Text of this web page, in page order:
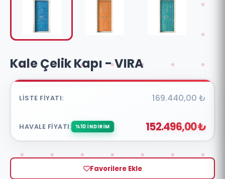
Kale Çelik Kapı - VIRA
LISTE FIYATI: 169.440,00 ₺
HAVALE FIYATI: %10 İNDİRİM 152.496,00 ₺
Favorilere Ekle